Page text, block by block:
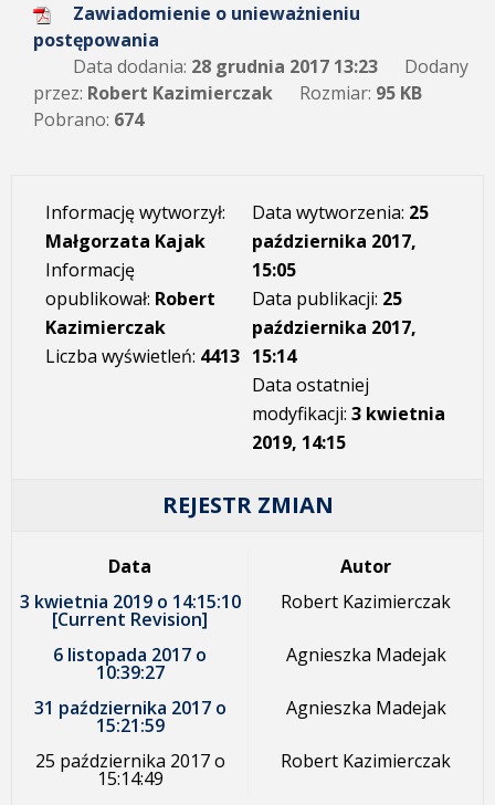
Zawiadomienie o unieważnieniu
postępowania
Data dodania: 28 grudnia 2017 13:23
Dodany
przez: Robert Kazimierczak Rozmiar: 95 KB
Pobrano: 674
Informację wytworzył:
Małgorzata Kajak
Informację
opublikował: Robert
Kazimierczak
Liczba wyświetleń: 4413
Data wytworzenia: 25
października 2017,
15:05
Data publikacji: 25
października 2017,
15:14
Data ostatniej
modyfikacji: 3 kwietnia
2019, 14:15
REJESTR ZMIAN
Data
Autor
3 kwietnia 2019 o 14:15:10
[Current Revision]
Robert Kazimierczak
6 listopada 2017 o
10:39:27
Agnieszka Madejak
31 października 2017 o
15:21:59
Agnieszka Madejak
25 października 2017 o
15:14:49
Robert Kazimierczak